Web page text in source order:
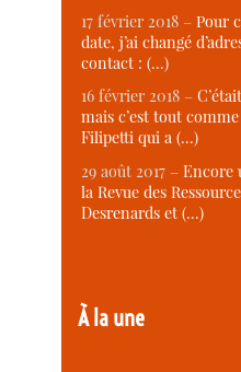
17 février 2018 –Pour
date, j’ai changé
contact : (…)
16 février 2018 –
mais c’est tout
Filipetti qui a (…)
29 août 2017 –Encore
la Revue des
Desrenards et (…)
À la une